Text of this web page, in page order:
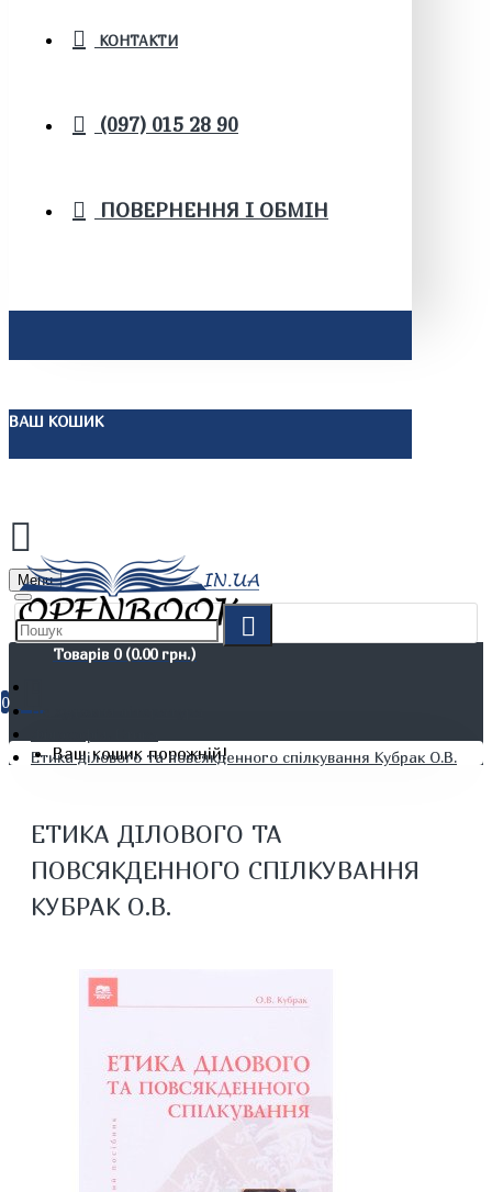
КОНТАКТИ
(097) 015 28 90
ПОВЕРНЕННЯ І ОБМІН
ВАШ КОШИК
Menu
Товарів 0 (0.00 грн.)
0
Ваш кошик порожній!
Не художня література
Етика ділового та повсякденного спілкування Кубрак О.В.
ЕТИКА ДІЛОВОГО ТА
ПОВСЯКДЕННОГО СПІЛКУВАННЯ
КУБРАК О.В.